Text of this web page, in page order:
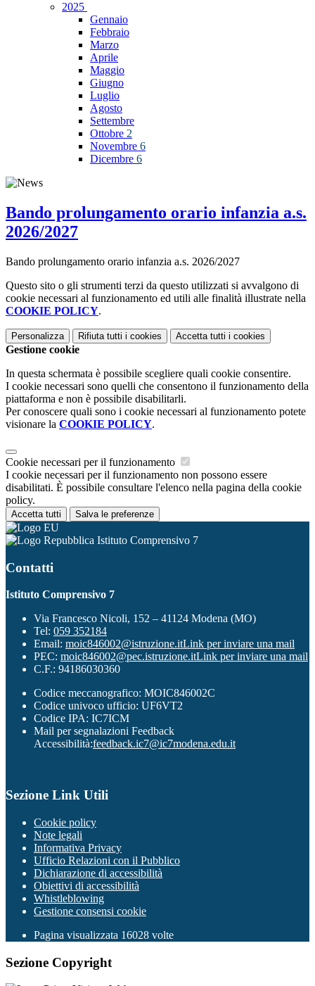
2025
Gennaio
Febbraio
Marzo
Aprile
Maggio
Giugno
Luglio
Agosto
Settembre
Ottobre 2
Novembre 6
Dicembre 6
Bando prolungamento orario infanzia a.s.
2026/2027
Bando prolungamento orario infanzia a.s. 2026/2027
Questo sito o gli strumenti terzi da questo utilizzati si avvalgono di
cookie necessari al funzionamento ed utili alle finalità illustrate nella
COOKIE POLICY.
Personalizza Rifiuta tutti i cookies Accetta tutti i cookies
Gestione cookie
In questa schermata è possibile scegliere quali cookie consentire.
I cookie necessari sono quelli che consentono il funzionamento della
piattaforma e non è possibile disabilitarli.
Per conoscere quali sono i cookie necessari al funzionamento potete
visionare la COOKIE POLICY.
Cookie necessari per il funzionamento
I cookie necessari per il funzionamento non possono essere
disabilitati. È possibile consultare l'elenco nella pagina della cookie
policy.
Accetta tutti Salva le preferenze
Istituto Comprensivo 7
Contatti
Istituto Comprensivo 7
Via Francesco Nicoli, 152 – 41124 Modena (MO)
Tel: 059 352184
Email: moic846002@istruzione.itLink per inviare una mail
PEC: moic846002@pec.istruzione.itLink per inviare una mail
C.F.: 94186030360
Codice meccanografico: MOIC846002C
Codice univoco ufficio: UF6VT2
Codice IPA: IC7ICM
Mail per segnalazioni Feedback
Accessibilità:feedback.ic7@ic7modena.edu.it
Sezione Link Utili
Cookie policy
Note legali
Informativa Privacy
Ufficio Relazioni con il Pubblico
Dichiarazione di accessibilità
Obiettivi di accessibilità
Whistleblowing
Gestione consensi cookie
Pagina visualizzata 16028 volte
Sezione Copyright